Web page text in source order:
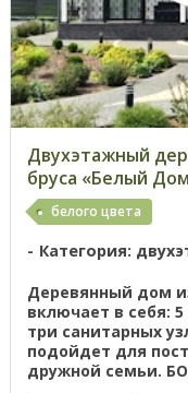
Двухэтажный
бруса «Белый
белого цвета
Категория:
Деревянный дом
включает в себя:
три санитарных
подойдет для
дружной семьи.